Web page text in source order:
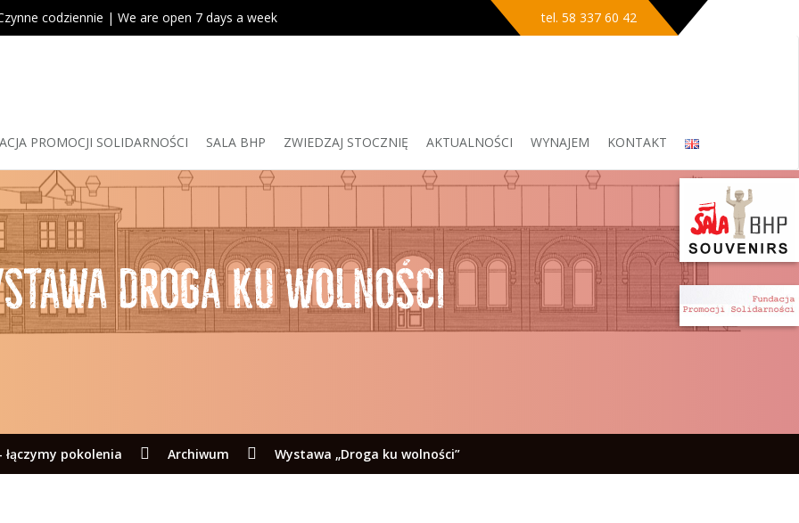
codziennie | We are open 7 days a week tel. 58 337 60 42
PROMOCJI SOLIDARNOŚCI SALA BHP ZWIEDZAJ STOCZNIĘ AKTUALNOŚCI WYNAJEM KONTAKT
łączymy pokolenia Archiwum Wystawa „Droga ku wolności”